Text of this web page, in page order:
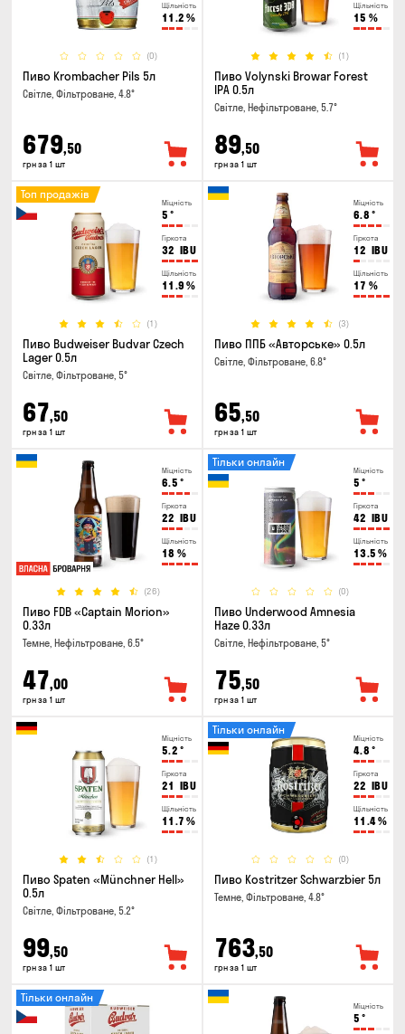
Щільність
11.2 %
(0)
Пиво Krombacher Pils 5л
Світле, Фільтроване, 4.8°
679,50
грн за 1 шт
Щільність
15 %
(1)
Пиво Volynski Browar Forest
IPA 0.5л
Світле, Нефільтроване, 5.7°
89,50
грн за 1 шт
Міцність
5 °
Гіркота
32 IBU
Щільність
11.9 %
(1)
Топ продажів
Пиво Budweiser Budvar Czech
Lager 0.5л
Світле, Фільтроване, 5°
67,50
грн за 1 шт
Міцність
6.8 °
Гіркота
12 IBU
Щільність
17 %
(3)
Пиво ППБ «Авторське» 0.5л
Світле, Фільтроване, 6.8°
65,50
грн за 1 шт
Міцність
6.5 °
Гіркота
22 IBU
Щільність
18 %
(26)
Пиво FDB «Captain Morion»
0.33л
Темне, Нефільтроване, 6.5°
47,00
грн за 1 шт
Міцність
5 °
Гіркота
42 IBU
Щільність
13.5 %
(0)
Тільки онлайн
Пиво Underwood Amnesia
Haze 0.33л
Світле, Нефільтроване, 5°
75,50
грн за 1 шт
Міцність
5.2 °
Гіркота
21 IBU
Щільність
11.7 %
(1)
Пиво Spaten «Münchner Hell»
0.5л
Світле, Фільтроване, 5.2°
99,50
грн за 1 шт
Міцність
4.8 °
Гіркота
22 IBU
Щільність
11.4%
(0)
Тільки онлайн
Пиво Kostritzer Schwarzbier 5л
Темне, Фільтроване, 4.8°
763,50
грн за 1 шт
Тільки онлайн
Міцність
5 °